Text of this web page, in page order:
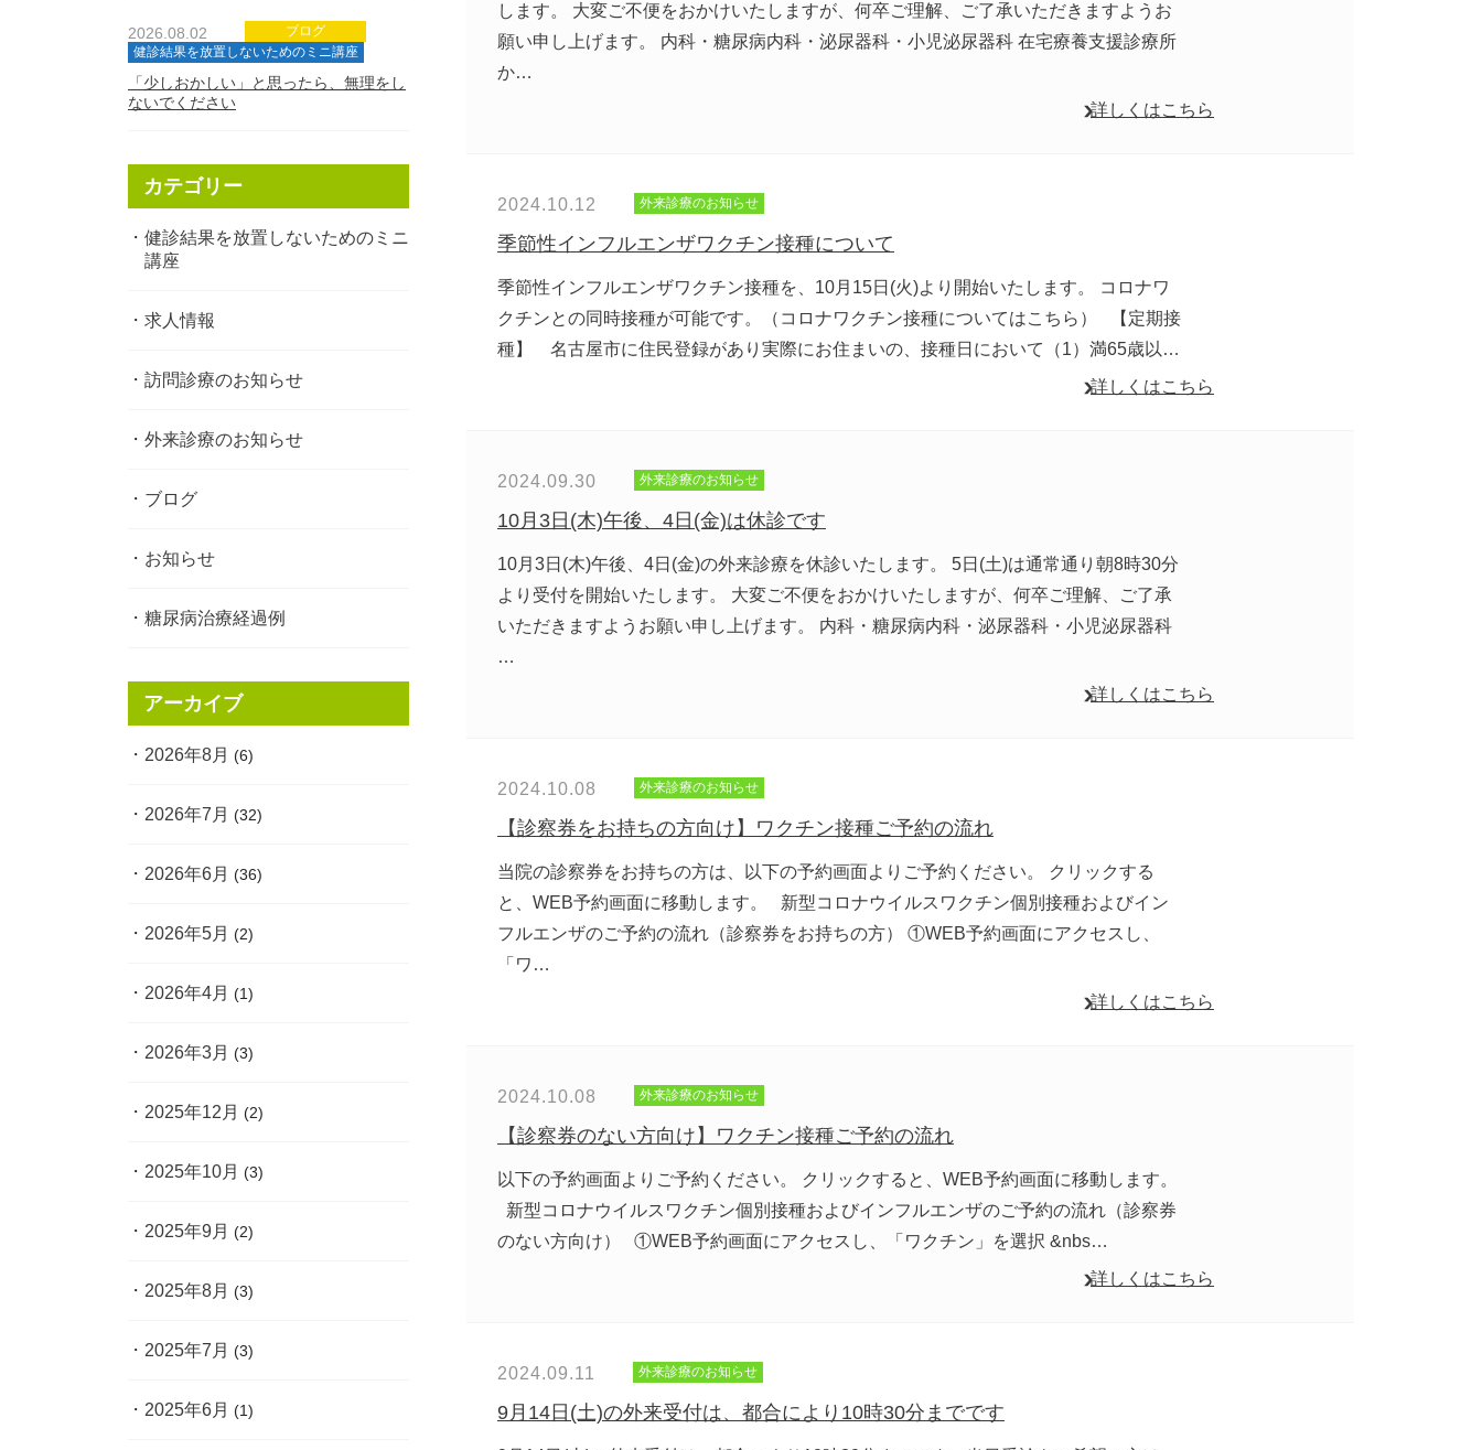
2026.08.02
ブログ
健診結果を放置しないためのミニ講座
「少しおかしい」と思ったら、無理をし
ないでください
カテゴリー
健診結果を放置しないためのミニ
講座
求人情報
訪問診療のお知らせ
外来診療のお知らせ
ブログ
お知らせ
糖尿病治療経過例
アーカイブ
2026年8月 (6)
2026年7月 (32)
2026年6月 (36)
2026年5月 (2)
2026年4月 (1)
2026年3月 (3)
2025年12月 (2)
2025年10月 (3)
2025年9月 (2)
2025年8月 (3)
2025年7月 (3)
2025年6月 (1)
します。 大変ご不便をおかけいたしますが、何卒ご理解、ご了承いただきますようお
願い申し上げます。 内科・糖尿病内科・泌尿器科・小児泌尿器科 在宅療養支援診療所
か…
詳しくはこちら
2024.10.12 外来診療のお知らせ
季節性インフルエンザワクチン接種について
季節性インフルエンザワクチン接種を、10月15日(火)より開始いたします。 コロナワ
クチンとの同時接種が可能です。（コロナワクチン接種についてはこちら） 【定期接
種】 名古屋市に住民登録があり実際にお住まいの、接種日において（1）満65歳以…
詳しくはこちら
2024.09.30 外来診療のお知らせ
10月3日(木)午後、4日(金)は休診です
10月3日(木)午後、4日(金)の外来診療を休診いたします。 5日(土)は通常通り朝8時30分
より受付を開始いたします。 大変ご不便をおかけいたしますが、何卒ご理解、ご了承
いただきますようお願い申し上げます。 内科・糖尿病内科・泌尿器科・小児泌尿器科
…
詳しくはこちら
2024.10.08 外来診療のお知らせ
【診察券をお持ちの方向け】ワクチン接種ご予約の流れ
当院の診察券をお持ちの方は、以下の予約画面よりご予約ください。 クリックする
と、WEB予約画面に移動します。 新型コロナウイルスワクチン個別接種およびイン
フルエンザのご予約の流れ（診察券をお持ちの方） ①WEB予約画面にアクセスし、
「ワ…
詳しくはこちら
2024.10.08 外来診療のお知らせ
【診察券のない方向け】ワクチン接種ご予約の流れ
以下の予約画面よりご予約ください。 クリックすると、WEB予約画面に移動します。
新型コロナウイルスワクチン個別接種およびインフルエンザのご予約の流れ（診察券
のない方向け） ①WEB予約画面にアクセスし、「ワクチン」を選択 &nbs…
詳しくはこちら
2024.09.11 外来診療のお知らせ
9月14日(土)の外来受付は、都合により10時30分までです